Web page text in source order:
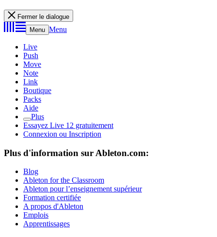
Fermer le dialogue
Menu Menu
Live
Push
Move
Note
Link
Boutique
Packs
Aide
Plus
Essayez Live 12 gratuitement
Connexion ou Inscription
Plus d'information sur Ableton.com:
Blog
Ableton for the Classroom
Ableton pour l’enseignement supérieur
Formation certifiée
A propos d'Ableton
Emplois
Apprentissages